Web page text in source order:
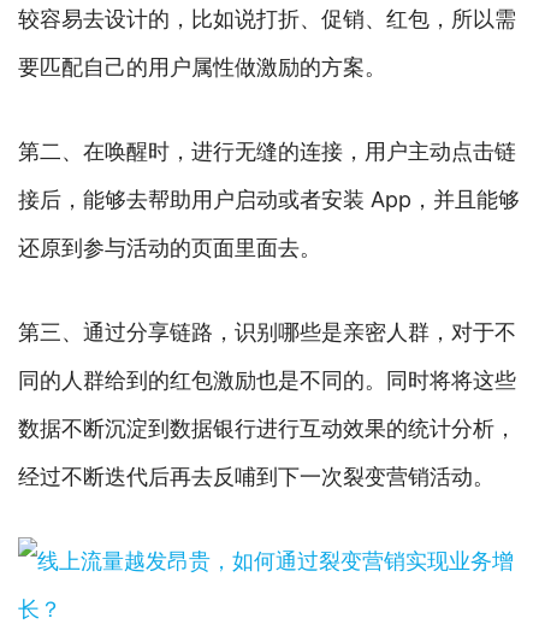
较容易去设计的，比如说打折、促销、红包，所以需
要匹配自己的用户属性做激励的方案。
第二、在唤醒时，进行无缝的连接，用户主动点击链
接后，能够去帮助用户启动或者安装 App，并且能够
还原到参与活动的页面里面去。
第三、通过分享链路，识别哪些是亲密人群，对于不
同的人群给到的红包激励也是不同的。同时将将这些
数据不断沉淀到数据银行进行互动效果的统计分析，
经过不断迭代后再去反哺到下一次裂变营销活动。